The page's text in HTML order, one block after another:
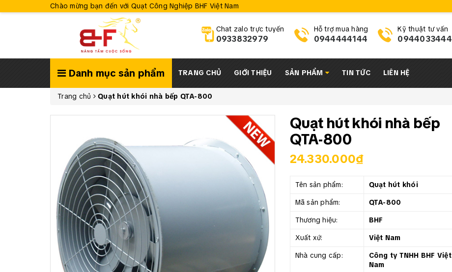
Chào mừng bạn đến với Quạt Công Nghiệp BHF Việt Nam
Chat zalo trực tuyến
0933832979
Hỗ trợ mua hàng
0944444144
Kỹ thuật tư vấn
0944033444
Danh mục sản phẩm TRANG CHỦ GIỚI THIỆU SẢN PHẨM TIN TỨC LIÊN HỆ
Trang chủ Quạt hút khói nhà bếp QTA-800
Quạt hút khói nhà bếp
QTA-800
24.330.000₫
Tên sản phẩm:
Quạt hút khói
Mã sản phẩm:
QTA-800
Thương hiệu:
BHF
Xuất xứ:
Việt Nam
Nhà cung cấp:
Công ty TNHH BHF Việt
Nam